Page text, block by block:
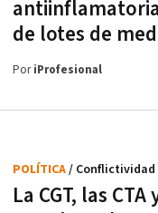
de lotes de
PoriProfesional
La CGT, las
POLÍTICA/ Conflictividad